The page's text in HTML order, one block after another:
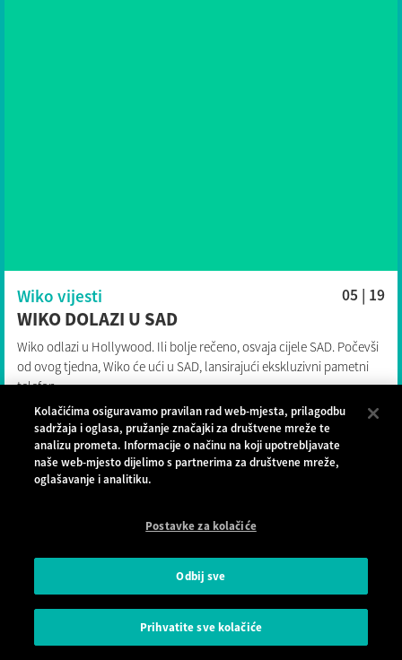
Wiko vijesti 05 | 19
WIKO DOLAZI U SAD
Wiko odlazi u Hollywood. Ili bolje rečeno, osvaja cijele SAD. Počevši
od ovog tjedna, Wiko će ući u SAD, lansirajući ekskluzivni pametni
telefon...
Kolačićima osiguravamo pravilan rad web-mjesta, prilagodbu
sadržaja i oglasa, pružanje značajki za društvene mreže te
analizu prometa. Informacije o načinu na koji upotrebljavate
naše web-mjesto dijelimo s partnerima za društvene mreže,
oglašavanje i analitiku.
Postavke za kolačiće
Odbij sve
Prihvatite sve kolačiće